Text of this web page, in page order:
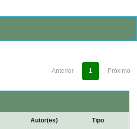
Anterior 1 Próximo
Autor(es) Tipo